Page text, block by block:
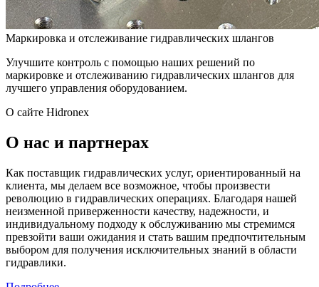
Маркировка и отслеживание гидравлических шлангов
Улучшите контроль с помощью наших решений по
маркировке и отслеживанию гидравлических шлангов для
лучшего управления оборудованием.
О сайте Hidronex
О нас и партнерах
Как поставщик гидравлических услуг, ориентированный на
клиента, мы делаем все возможное, чтобы произвести
революцию в гидравлических операциях. Благодаря нашей
неизменной приверженности качеству, надежности, и
индивидуальному подходу к обслуживанию мы стремимся
превзойти ваши ожидания и стать вашим предпочтительным
выбором для получения исключительных знаний в области
гидравлики.